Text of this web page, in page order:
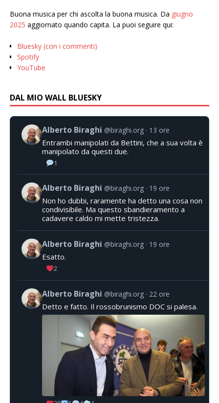
Buona musica per chi ascolta la buona musica. Da giugno
2025 aggiornato quando capita. La puoi seguire qui:
Bluesky (con i commenti)
Spotify
YouTube
DAL MIO WALL BLUESKY
Alberto Biraghi @biraghi.org 13 ore
Entrambi manipolati da Bettini, che a sua volta è
manipolato da questi due.
1
Alberto Biraghi @biraghi.org 19 ore
Non ho dubbi, raramente ha detto una cosa non
condivisibile. Ma questo sbandieramento a
cadavere caldo mi mette tristezza.
Alberto Biraghi @biraghi.org 19 ore
Esatto.
2
Alberto Biraghi @biraghi.org 22 ore
Detto e fatto. Il rossobrunismo DOC si palesa.